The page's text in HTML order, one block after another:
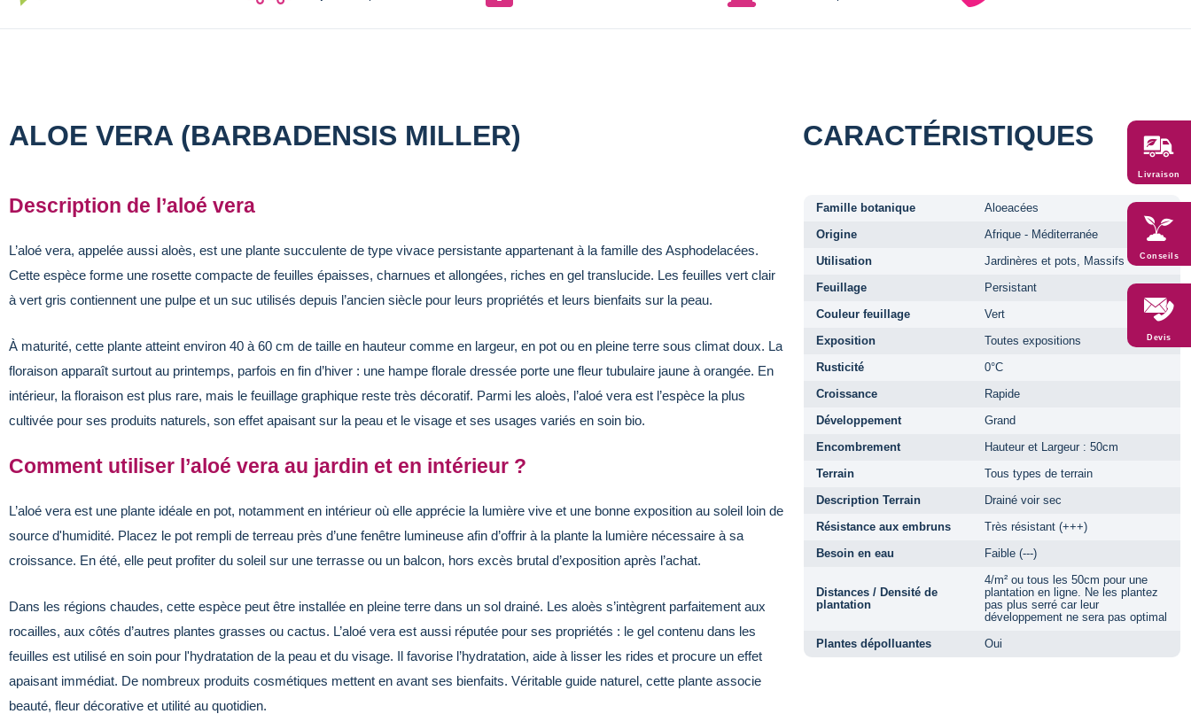
ALOE VERA (BARBADENSIS MILLER)
Description de l’aloé vera
L’aloé vera, appelée aussi aloès, est une plante succulente de type vivace persistante appartenant à la famille des Asphodelacées.
Cette espèce forme une rosette compacte de feuilles épaisses, charnues et allongées, riches en gel translucide. Les feuilles vert clair
à vert gris contiennent une pulpe et un suc utilisés depuis l’ancien siècle pour leurs propriétés et leurs bienfaits sur la peau.
À maturité, cette plante atteint environ 40 à 60 cm de taille en hauteur comme en largeur, en pot ou en pleine terre sous climat doux. La
floraison apparaît surtout au printemps, parfois en fin d’hiver : une hampe florale dressée porte une fleur tubulaire jaune à orangée. En
intérieur, la floraison est plus rare, mais le feuillage graphique reste très décoratif. Parmi les aloès, l’aloé vera est l’espèce la plus
cultivée pour ses produits naturels, son effet apaisant sur la peau et le visage et ses usages variés en soin bio.
Comment utiliser l’aloé vera au jardin et en intérieur ?
L’aloé vera est une plante idéale en pot, notamment en intérieur où elle apprécie la lumière vive et une bonne exposition au soleil loin de
source d'humidité. Placez le pot rempli de terreau près d’une fenêtre lumineuse afin d’offrir à la plante la lumière nécessaire à sa
croissance. En été, elle peut profiter du soleil sur une terrasse ou un balcon, hors excès brutal d’exposition après l’achat.
Dans les régions chaudes, cette espèce peut être installée en pleine terre dans un sol drainé. Les aloès s’intègrent parfaitement aux
rocailles, aux côtés d’autres plantes grasses ou cactus. L’aloé vera est aussi réputée pour ses propriétés : le gel contenu dans les
feuilles est utilisé en soin pour l'hydratation de la peau et du visage. Il favorise l’hydratation, aide à lisser les rides et procure un effet
apaisant immédiat. De nombreux produits cosmétiques mettent en avant ses bienfaits. Véritable guide naturel, cette plante associe
beauté, fleur décorative et utilité au quotidien.
CARACTÉRISTIQUES
Famille botanique
Aloeacées
Origine
Afrique - Méditerranée
Utilisation
Jardinères et pots, Massifs
Feuillage
Persistant
Couleur feuillage
Vert
Exposition
Toutes expositions
Rusticité
0°C
Croissance
Rapide
Développement
Grand
Encombrement
Hauteur et Largeur : 50cm
Terrain
Tous types de terrain
Description Terrain
Drainé voir sec
Résistance aux embruns
Très résistant (+++)
Besoin en eau
Faible (---)
Distances / Densité de
plantation
4/m² ou tous les 50cm pour une
plantation en ligne. Ne les plantez
pas plus serré car leur
développement ne sera pas optimal
Plantes dépolluantes
Oui
Livraison
Conseils
Devis